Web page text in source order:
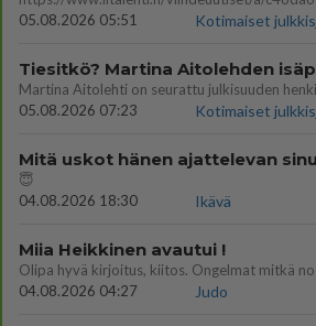
05.08.2026 05:51
Kotimaiset
05.08.2026 07:23
Kotimaiset
Mitä uskot hänen ajattelevan
😇
04.08.2026 18:30
Ikävä
Miia Heikkinen avautui !
04.08.2026 04:27
Judo